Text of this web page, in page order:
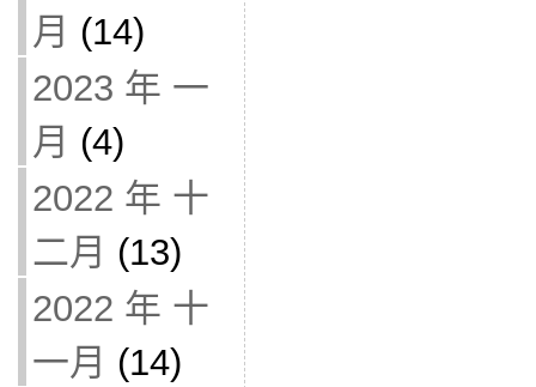
月 (14)
2023 年 一
月 (4)
2022 年 十
二月 (13)
2022 年 十
一月 (14)